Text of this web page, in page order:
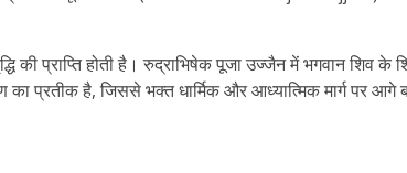
प्राप्ति होती है। रुद्राभिषेक पूजा उज्जैन में भगवान शिव के
प्रतीक है, जिससे भक्त धार्मिक और आध्यात्मिक मार्ग पर